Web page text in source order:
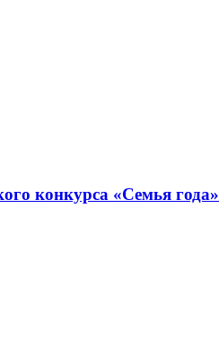
конкурса «Семья года»